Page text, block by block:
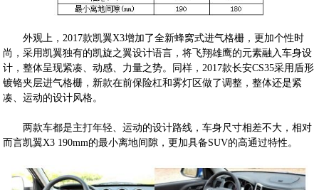
外观上，2017款凯翼X3增加了全新蜂窝式进气格栅，更加个性时
尚，采用凯翼独有的凯旋之翼设计语言，将飞翔雄鹰的元素融入车身设
计，整体呈现紧凑、动感、力量之势。同样，2017款长安CS35采用盾形
镀铬夹层进气格栅，新款在前保险杠和雾灯区做了调整，整体还是紧
凑、运动的设计风格。
两款车都是主打年轻、运动的设计路线，车身尺寸相差不大，相对
而言凯翼X3 190mm的最小离地间隙，更加具备SUV的高通过特性。